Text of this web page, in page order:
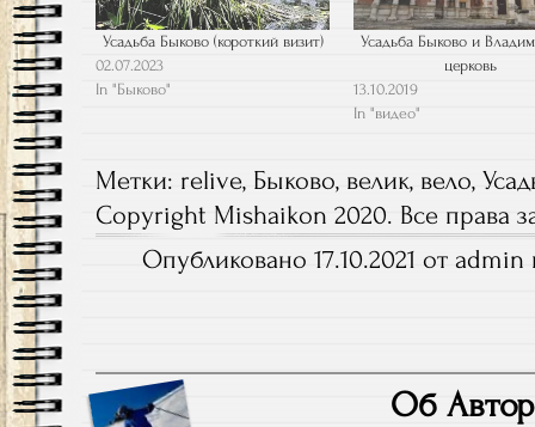
Усадьба Быково (короткий визит)
02.07.2023
In "Быково"
Усадьба Быково и
церковь
13.10.2019
In "видео"
Метки: relive, Быково, велик, вело,
Copyright Mishaikon 2020. Все права
Опубликовано 17.10.2021 от admin
Об